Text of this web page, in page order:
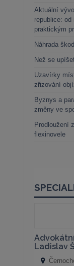
Aktuální
republice:
praktickým
Náhrada
Než se
Uzavírky
zřizování
Byznys a
změny ve
Prodloužení
flexinovele